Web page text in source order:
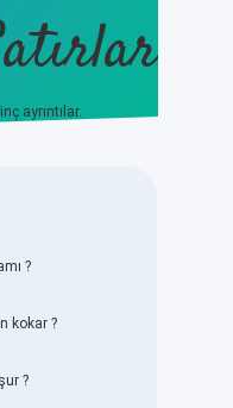
ayrıntılar.
?
kokar ?
?